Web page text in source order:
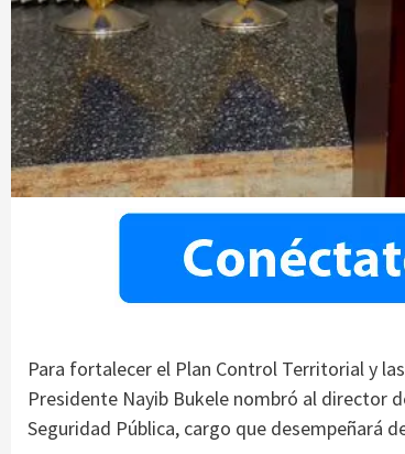
Para fortalecer el Plan Control Territorial y
Presidente Nayib Bukele nombró al director
Seguridad Pública, cargo que desempeñará